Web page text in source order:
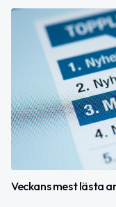
Veckans mest lästa